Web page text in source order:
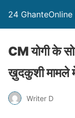
24 GhanteOnline
CM योगी के
ख़ुदकुशी मामले
Writer D